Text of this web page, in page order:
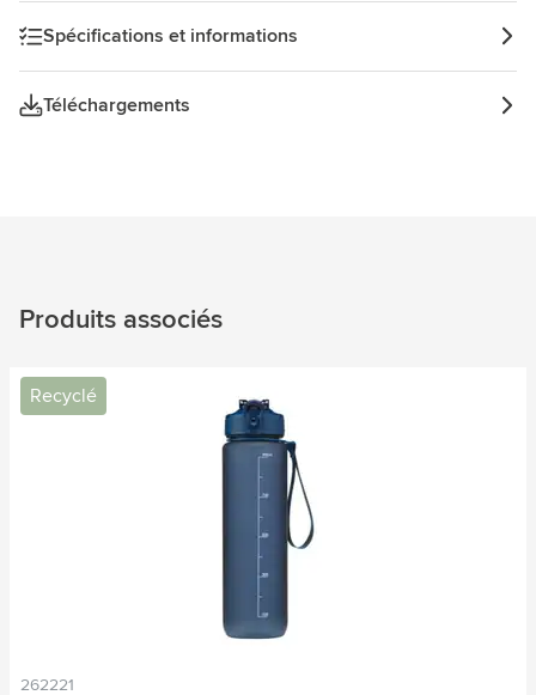
Spécifications et informations
Téléchargements
Produits associés
Recyclé
262221